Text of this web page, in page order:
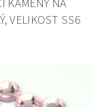
KAMENY NA
VELIKOST SS6